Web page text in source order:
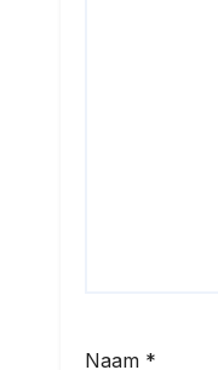
Naam *